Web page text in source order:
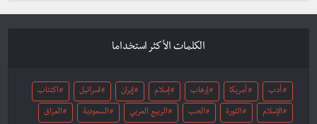
الكلمات الأكثر استخداما
أدب أمريكا إرهاب إسلام إيران اسرائيل اكتئاب
الإسلام الثورة الحب الربيع العربي السعودية العراق